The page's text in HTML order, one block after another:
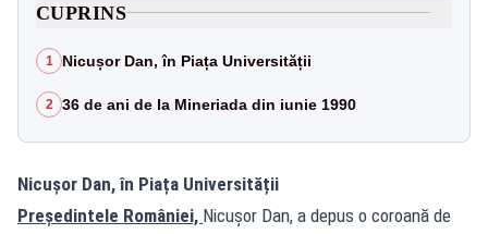
CUPRINS
1 Nicușor Dan, în Piața Universității
2 36 de ani de la Mineriada din iunie 1990
Nicușor Dan, în Piața Universității
Președintele României, Nicușor Dan, a depus o coroană de